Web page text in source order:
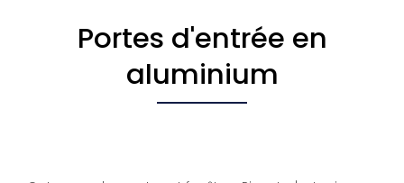
Portes d'entrée en
aluminium